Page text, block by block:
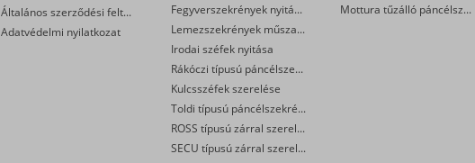
Általános szerződési feltételek
Adatvédelmi nyilatkozat
Fegyverszekrények nyitása, szerelése
Lemezszekrények műszaki nyitása, zárcseréje, megerősítése
Irodai széfek nyitása
Rákóczi típusú páncélszekrények nyitása, javítása
Kulcsszéfek szerelése
Toldi típusú páncélszekrények műszaki nyitása
ROSS típusú zárral szerelt széfek nyitása, cseréje
SECU típusú zárral szerelt széfek nyitása
Mottura tűzálló páncélszekrények